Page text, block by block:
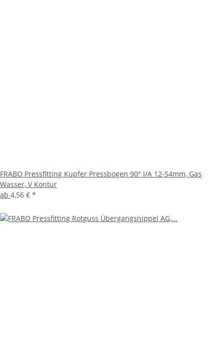
FRABO Pressfitting Kupfer Pressbogen 90° I/A 12-54mm, Gas
Wasser, V Kontur
ab 4,56 € *